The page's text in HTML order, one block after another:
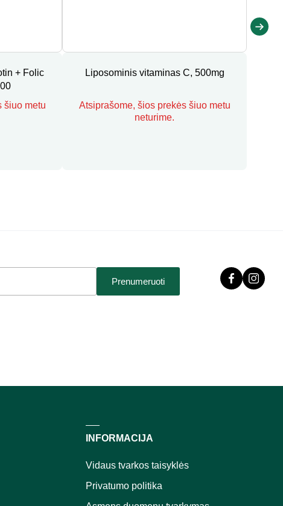
+ Folic
šiuo metu
Liposominis vitaminas C, 500mg
Atsiprašome, šios prekės šiuo metu
neturime.
Prenumeruoti
INFORMACIJA
Vidaus tvarkos taisyklės
Privatumo politika